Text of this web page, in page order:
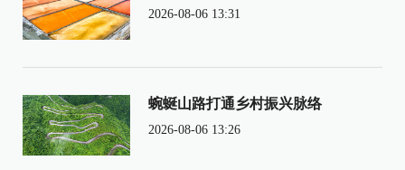
2026-08-06 13:31
蜿蜒山路打通乡村振兴脉络
2026-08-06 13:26